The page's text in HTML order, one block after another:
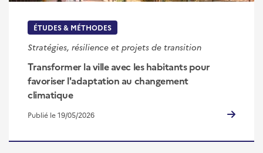
ÉTUDES & MÉTHODES
Stratégies, résilience et projets de transition
Transformer la ville avec les habitants pour
favoriser l'adaptation au changement
climatique
Publié le 19/05/2026